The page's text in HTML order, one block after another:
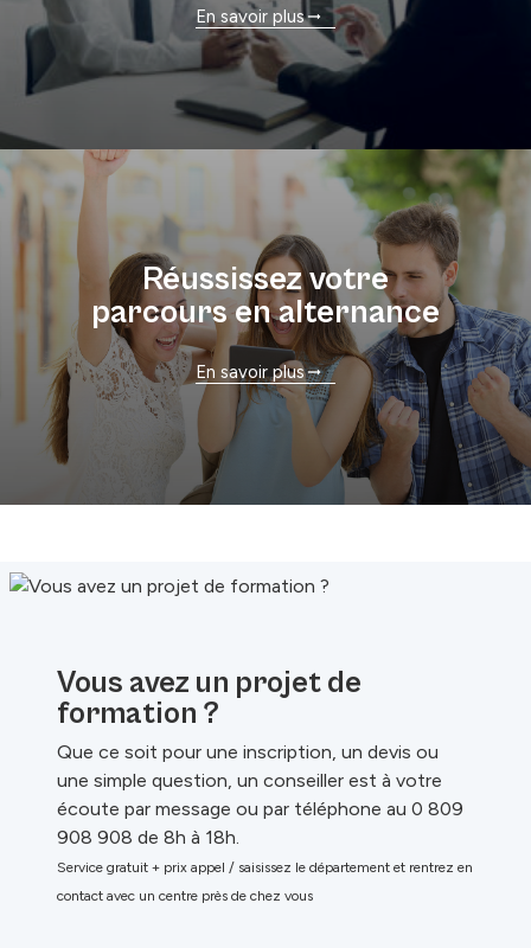
En savoir plus
Réussissez votre
parcours en alternance
En savoir plus
Vous avez un projet de
formation ?
Que ce soit pour une inscription, un devis ou
une simple question, un conseiller est à votre
écoute par message ou par téléphone au 0 809
908 908 de 8h à 18h.
Service gratuit + prix appel / saisissez le département et rentrez en
contact avec un centre près de chez vous